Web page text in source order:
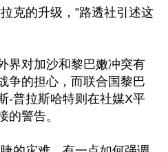
克的升级，”路透社引述这
界对加沙和黎巴嫩冲突有
争的担心，而联合国黎巴
-普拉斯哈特则在社媒X平
的警告。